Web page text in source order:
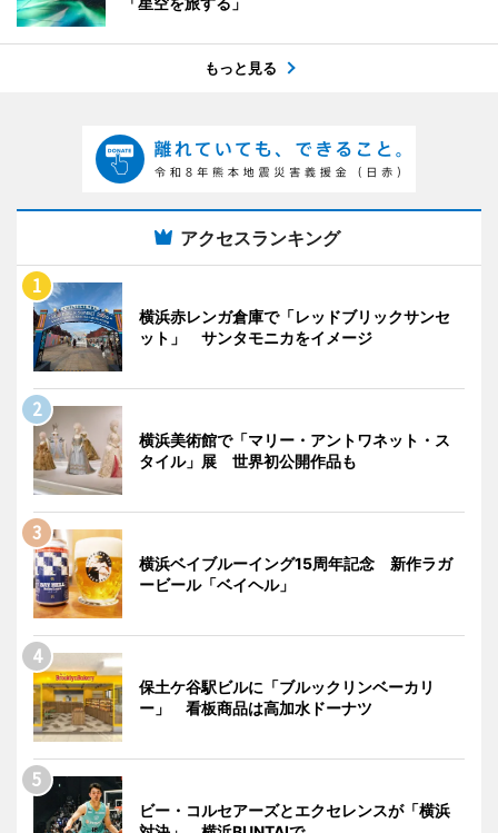
もっと見る
アクセスランキング
横浜赤レンガ倉庫で「レッドブリックサンセ
ット」 サンタモニカをイメージ
横浜美術館で「マリー・アントワネット・ス
タイル」展 世界初公開作品も
横浜ベイブルーイング15周年記念 新作ラガ
ービール「ベイヘル」
保土ケ谷駅ビルに「ブルックリンベーカリ
ー」 看板商品は高加水ドーナツ
ビー・コルセアーズとエクセレンスが「横浜